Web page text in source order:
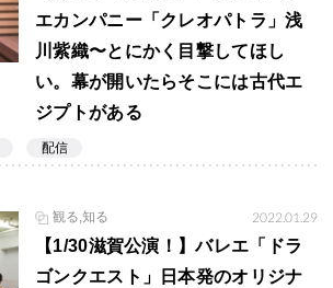
エカンパニー「クレオパトラ」浅
川紫織〜とにかく目撃してほし
い。幕が開いたらそこには古代エ
ジプトがある
配信
観る,知る 2022.01.29
【1/30滋賀公演！】バレエ「ドラ
ゴンクエスト」日本発のオリジナ